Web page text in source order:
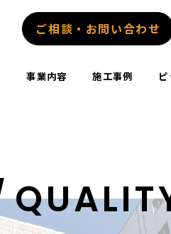
ご相談・お問い合わせ
事業内容 施工事例